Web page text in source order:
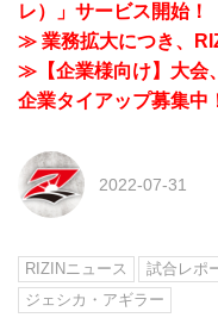
レ）」サービス開始！
≫ 業務拡大につき、
≫【企業様向け】大会
企業タイアップ募集中
2022-07-31
RIZINニュース 試合レポ
ジェシカ・アギラー